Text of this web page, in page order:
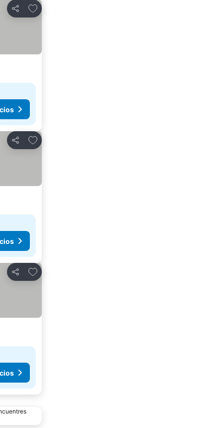
Compartir
Agregar a favoritos
Compartir
Agregar a favoritos
Compartir
Agregar a favoritos